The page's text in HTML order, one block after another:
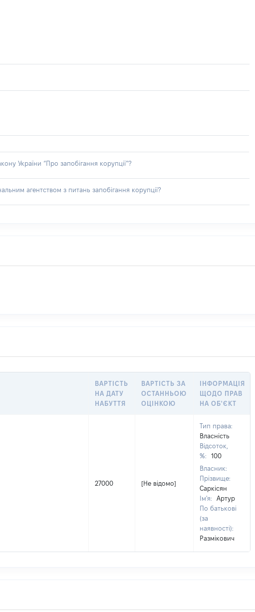
України “Про запобігання корупції”?
агентством з питань запобігання корупції?
ВАРТІСТЬ
НА ДАТУ
НАБУТТЯ
ВАРТІСТЬ ЗА
ОСТАННЬОЮ
ОЦІНКОЮ
ІНФОРМАЦІЯ
ЩОДО ПРАВ
НА ОБ'ЄКТ
27000 [Не відомо]
Тип права:
Власність
Відсоток,
%:
100
Власник:
Прізвище:
Саркісян
Ім'я:
Артур
По батькові
(за
наявності):
Размікович